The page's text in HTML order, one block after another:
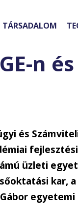
TÁRSADALOM
n
és
fejlesztési
üzleti
kar, a